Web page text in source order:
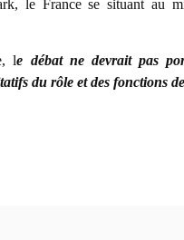
le France se situant au
le débat ne devrait pas
du rôle et des fonctions